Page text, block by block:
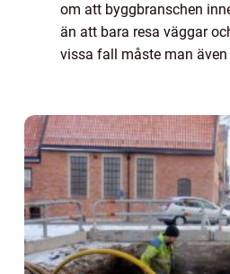
om att byggbranschen
än att bara resa väggar
vissa fall måste man även
byggprocessen